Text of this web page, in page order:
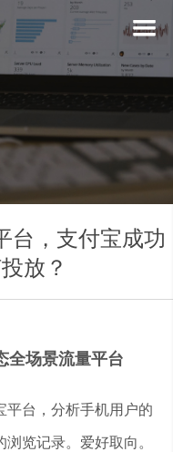
台，支付宝成功
放？
全场景流量平台
平台，分析手机用户的
览记录。爱好取向。